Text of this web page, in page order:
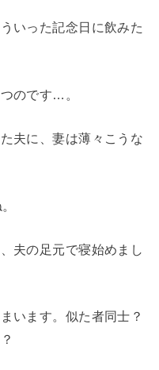
いった記念日に飲みた
のです…。
夫に、妻は薄々こうな
夫の足元で寝始めまし
います。似た者同士？